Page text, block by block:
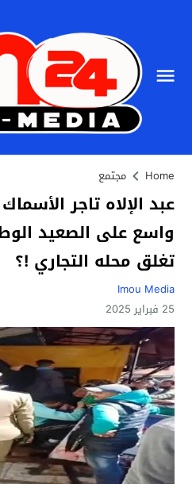
Home مجتمع
عبد الإلاه تاجر
واسع على الصعيد
تغلق محله التجاري !؟
Imou Media
25 فبراير 2025